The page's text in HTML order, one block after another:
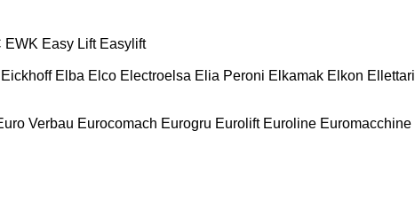
EWK Easy Lift Easylift
Eickhoff Elba Elco Electroelsa Elia Peroni Elkamak Elkon Ellettari
Verbau Eurocomach Eurogru Eurolift Euroline Euromacchine